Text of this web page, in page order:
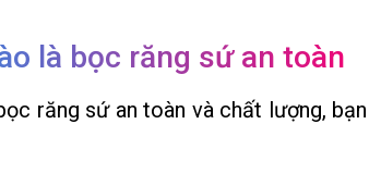
là bọc răng sứ an toàn
răng sứ an toàn và chất lượng,